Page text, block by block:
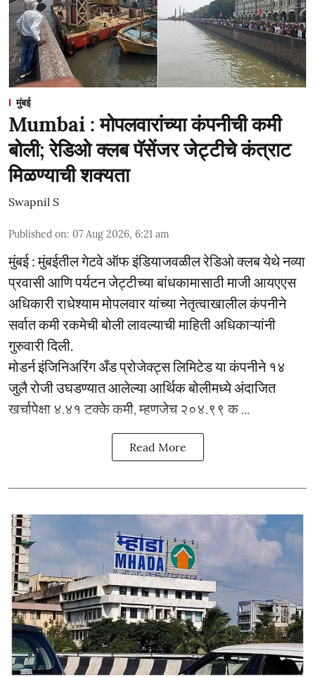
मुंबई
Mumbai : मोपलवारांच्या कंपनीची कमी
बोली; रेडिओ क्लब पॅसेंजर जेट्टीचे कंत्राट
मिळण्याची शक्यता
Swapnil S
Published on: 07 Aug 2026, 6:21 am
मुंबई : मुंबईतील गेटवे ऑफ इंडियाजवळील रेडिओ क्लब येथे नव्या
प्रवासी आणि पर्यटन जेट्टीच्या बांधकामासाठी माजी आयएएस
अधिकारी राधेश्याम मोपलवार यांच्या नेतृत्वाखालील कंपनीने
सर्वात कमी रकमेची बोली लावल्याची माहिती अधिकाऱ्यांनी
गुरुवारी दिली.
मोडर्न इंजिनिअरिंग अँड प्रोजेक्ट्स लिमिटेड या कंपनीने १४
जुलै रोजी उघडण्यात आलेल्या आर्थिक बोलीमध्ये अंदाजित
खर्चापेक्षा ४.४१ टक्के कमी, म्हणजेच २०४.९९ क ...
Read More